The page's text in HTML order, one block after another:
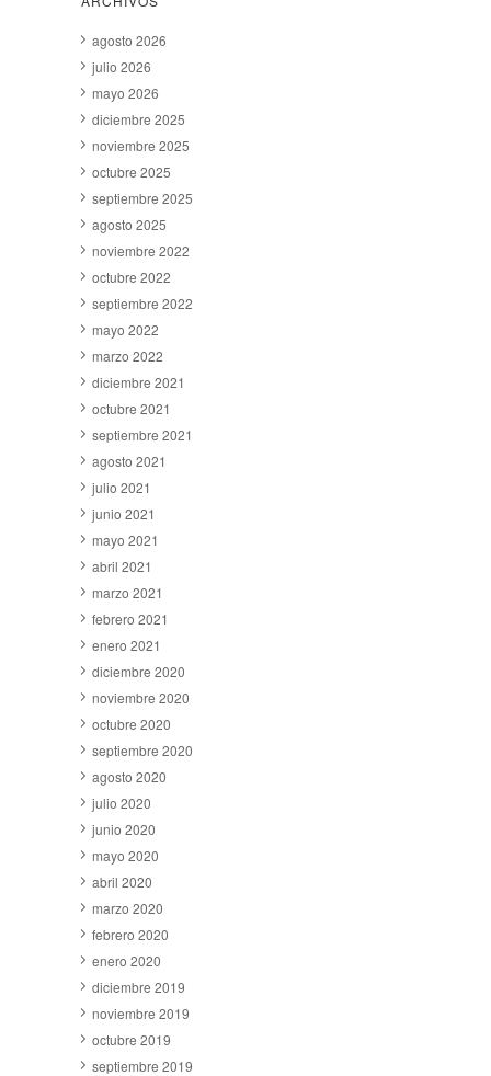
agosto 2026
julio 2026
mayo 2026
diciembre 2025
noviembre 2025
octubre 2025
septiembre 2025
agosto 2025
noviembre 2022
octubre 2022
septiembre 2022
mayo 2022
marzo 2022
diciembre 2021
octubre 2021
septiembre 2021
agosto 2021
julio 2021
junio 2021
mayo 2021
abril 2021
marzo 2021
febrero 2021
enero 2021
diciembre 2020
noviembre 2020
octubre 2020
septiembre 2020
agosto 2020
julio 2020
junio 2020
mayo 2020
abril 2020
marzo 2020
febrero 2020
enero 2020
diciembre 2019
noviembre 2019
octubre 2019
septiembre 2019